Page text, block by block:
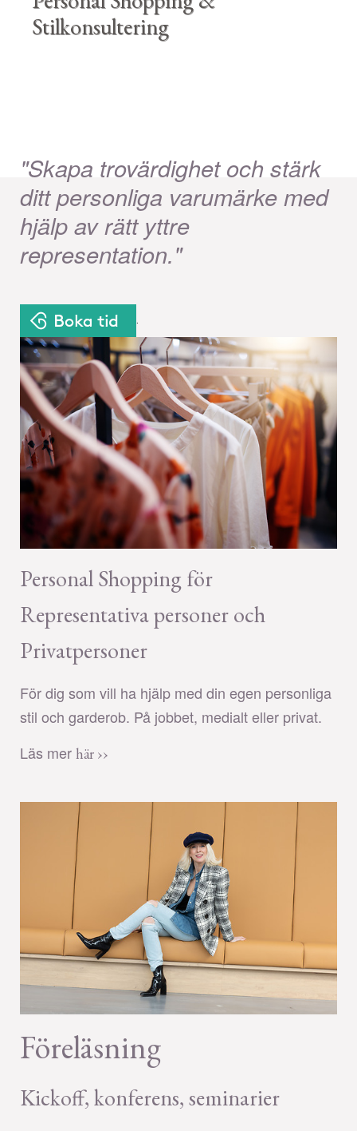
Stilkonsultering
"Skapa trovärdighet och stärk
ditt personliga varumärke med
hjälp av rätt yttre
representation."
.
Personal Shopping för
Representativa personer och
Privatpersoner
För dig som vill ha hjälp med din egen personliga
stil och garderob. På jobbet, medialt eller privat.
Läs mer här ››
Föreläsning
Kickoff, konferens, seminarier